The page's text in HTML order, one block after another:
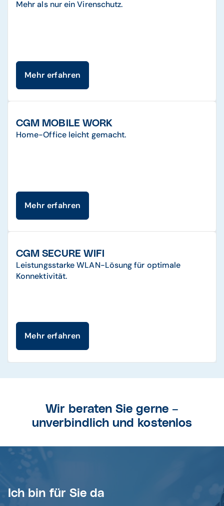
Mehr als nur ein Virenschutz.
Mehr erfahren
CGM MOBILE WORK
Home-Office leicht gemacht.
Mehr erfahren
CGM SECURE WIFI
Leistungsstarke WLAN-Lösung für optimale
Konnektivität.
Mehr erfahren
Wir beraten Sie gerne –
unverbindlich und kostenlos
Ich bin für Sie da